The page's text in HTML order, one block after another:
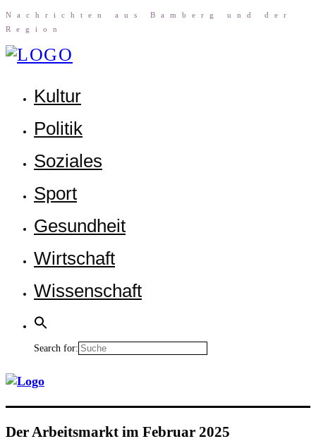
Nach­rich­ten aus Bam­berg und der
Region
Kul­tur
Poli­tik
Sozia­les
Sport
Gesund­heit
Wirt­schaft
Wis­sen­schaft
Search for:
Der Arbeits­markt im Febru­ar 2025